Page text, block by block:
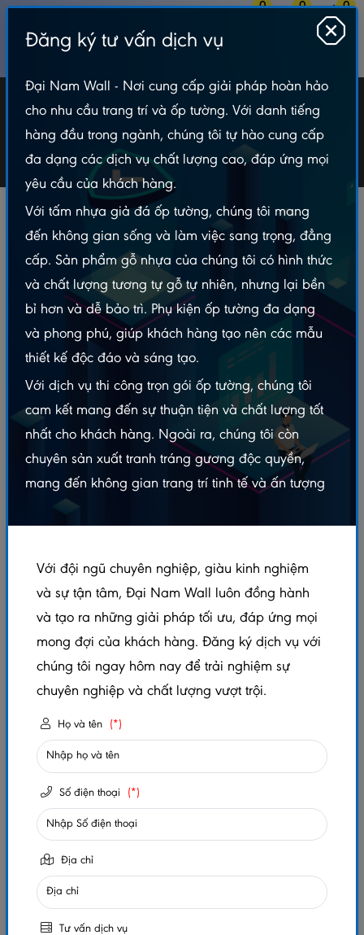
0 0 0
Sàn nhựa hèm khoá
Tấm Lót Sàn Sàn nhựa hèm khoá
Sàn nhựa hèm khóa là dòng sàn nhựa cao cấp với hệ thống
khóa liên kết thông minh, giúp các tấm sàn liên kết chặt chẽ mà
không cần dùng keo dán. Đây là bước cải tiến vượt bậc, mang
lại sự tiện lợi và độ bền cao trong quá trình sử dụng.
Bộ lọc
LOẠI TIN
PHÙ HỢP
LỌC GIÁ
Tổng sản phẩm: 38
Sàn Nhựa Giả Gỗ – Hèm
Khóa
Liên hệ
Sàn Nhựa Giả Gỗ – Hèm
Khóa
Đăng ký tư vấn dịch vụ
Đại Nam Wall - Nơi cung cấp giải pháp hoàn hảo
cho nhu cầu trang trí và ốp tường. Với danh tiếng
hàng đầu trong ngành, chúng tôi tự hào cung cấp
đa dạng các dịch vụ chất lượng cao, đáp ứng mọi
yêu cầu của khách hàng.
Với tấm nhựa giả đá ốp tường, chúng tôi mang
đến không gian sống và làm việc sang trọng, đẳng
cấp. Sản phẩm gỗ nhựa của chúng tôi có hình thức
và chất lượng tương tự gỗ tự nhiên, nhưng lại bền
bỉ hơn và dễ bảo trì. Phụ kiện ốp tường đa dạng
và phong phú, giúp khách hàng tạo nên các mẫu
thiết kế độc đáo và sáng tạo.
Với dịch vụ thi công trọn gói ốp tường, chúng tôi
cam kết mang đến sự thuận tiện và chất lượng tốt
nhất cho khách hàng. Ngoài ra, chúng tôi còn
chuyên sản xuất tranh tráng gương độc quyền,
mang đến không gian trang trí tinh tế và ấn tượng
Với đội ngũ chuyên nghiệp, giàu kinh nghiệm
và sự tận tâm, Đại Nam Wall luôn đồng hành
và tạo ra những giải pháp tối ưu, đáp ứng mọi
mong đợi của khách hàng. Đăng ký dịch vụ với
chúng tôi ngay hôm nay để trải nghiệm sự
chuyên nghiệp và chất lượng vượt trội.
Họ và tên (*)
Số điện thoại (*)
Địa chỉ
Tư vấn dịch vụ